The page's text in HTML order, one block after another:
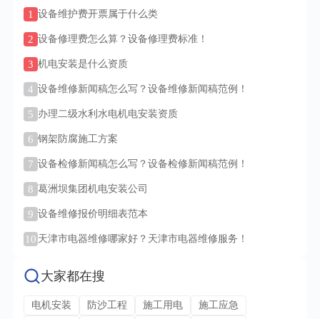
1 设备维护费开票属于什么类
2 设备修理费怎么算？设备修理费标准！
3 机电安装是什么资质
4 设备维修新闻稿怎么写？设备维修新闻稿范例！
5 办理二级水利水电机电安装资质
6 钢架防腐施工方案
7 设备检修新闻稿怎么写？设备检修新闻稿范例！
8 葛洲坝集团机电安装公司
9 设备维修报价明细表范本
10 天津市电器维修哪家好？天津市电器维修服务！
大家都在搜
电机安装 防沙工程 施工用电
施工应急